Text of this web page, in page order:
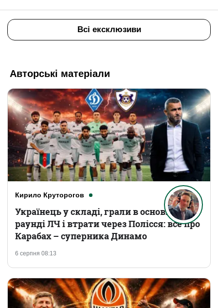
Всі ексклюзиви
Авторські матеріали
Кирило Круторогов
6 серпня 08:13
Українець у складі, грали в основному
раунді ЛЧ і втрати через Полісся: все про
Карабах – суперника Динамо